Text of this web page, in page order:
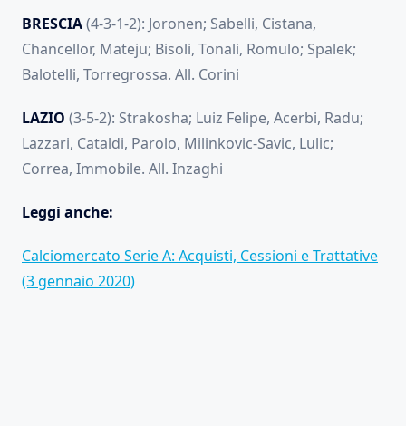
BRESCIA(4-3-1-2): Joronen; Sabelli, Cistana,
Chancellor, Mateju; Bisoli, Tonali, Romulo; Spalek;
Balotelli, Torregrossa. All. Corini
LAZIO (3-5-2): Strakosha; Luiz Felipe, Acerbi, Radu;
Lazzari, Cataldi, Parolo, Milinkovic-Savic, Lulic;
Correa, Immobile. All. Inzaghi
Leggi anche:
Calciomercato Serie A: Acquisti, Cessioni e Trattative
(3 gennaio 2020)